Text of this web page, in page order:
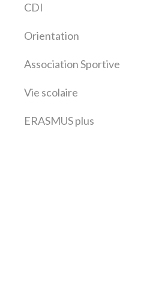
Espagnol
Français
Latin
Sciences physiques
Technologie
CDI
Orientation
Association Sportive
Vie scolaire
ERASMUS plus